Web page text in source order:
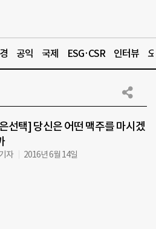
공익 국제 ESG·CSR 인터뷰
선택] 당신은 어떤 맥주를 마시겠
자 2016년 6월 14일